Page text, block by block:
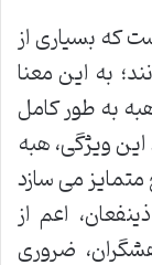
که بسیاری از
به این معنا
به طور کامل
ویژگی، هبه
متمایز می سازد
اعم از
ضروری